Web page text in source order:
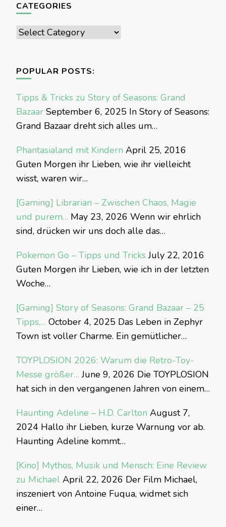
CATEGORIES
Categories
POPULAR POSTS:
Tipps & Tricks zu Story of Seasons: Grand
Bazaar September 6, 2025 In Story of Seasons:
Grand Bazaar dreht sich alles um…
Phantasialand mit Kindern April 25, 2016
Guten Morgen ihr Lieben, wie ihr vielleicht
wisst, waren wir…
[Gaming] Librarian – Zwischen Chaos, Magie
und purem… May 23, 2026 Wenn wir ehrlich
sind, drücken wir uns doch alle das…
Pokemon Go – Tipps und Tricks July 22, 2016
Guten Morgen ihr Lieben, wie ich in der letzten
Woche…
[Gaming] Story of Seasons: Grand Bazaar – 25
Tipps,… October 4, 2025 Das Leben in Zephyr
Town ist voller Charme. Ein gemütlicher…
TOYPLOSION 2026: Warum die Retro-Toy-
Messe größer… June 9, 2026 Die TOYPLOSION
hat sich in den vergangenen Jahren von einem…
Haunting Adeline – H.D. Carlton August 7,
2024 Hallo ihr Lieben, kurze Warnung vor ab.
Haunting Adeline kommt…
[Kino] Mythos, Musik und Mensch: Eine Review
zu Michael April 22, 2026 Der Film Michael,
inszeniert von Antoine Fuqua, widmet sich
einer…